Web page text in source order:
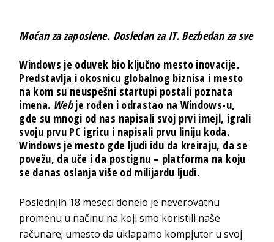
Moćan za zaposlene. Dosledan za IT. Bezbedan za sve
Windows je oduvek bio ključno mesto inovacije.
Predstavlja i okosnicu globalnog biznisa i mesto
na kom su neuspešni startupi postali poznata
imena. Webje rođen i odrastao na Windows-u,
gde su mnogi od nas napisali svoj prvi imejl, igrali
svoju prvu PC igricu i napisali prvu liniju koda.
Windows je mesto gde ljudi idu da kreiraju, da se
povežu, da uče i da postignu – platforma na koju
se danas oslanja više od milijardu ljudi.
Poslednjih 18 meseci donelo je neverovatnu
promenu u načinu na koji smo koristili naše
računare; umesto da uklapamo kompjuter u svoj